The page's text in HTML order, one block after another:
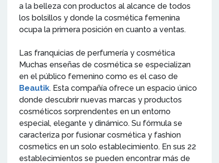
a la belleza con productos al alcance de todos
los bolsillos y donde la cosmética femenina
ocupa la primera posición en cuanto a ventas.
Las franquicias de perfumería y cosmética
Muchas enseñas de cosmética se especializan
en el público femenino como es el caso de
Beautik. Esta compañía ofrece un espacio único
donde descubrir nuevas marcas y productos
cosméticos sorprendentes en un entorno
especial, elegante y dinámico. Su fórmula se
caracteriza por fusionar cosmética y fashion
cosmetics en un solo establecimiento. En sus 22
establecimientos se pueden encontrar más de